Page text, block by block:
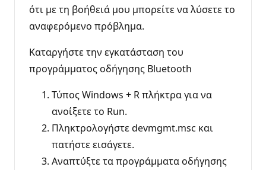
ότι με τη βοήθειά μου μπορείτε να λύσετε το
αναφερόμενο πρόβλημα.
Καταργήστε την εγκατάσταση του
προγράμματος οδήγησης Bluetooth
Τύπος Windows + R πλήκτρα για να
ανοίξετε το Run.
Πληκτρολογήστε devmgmt.msc και
πατήστε εισάγετε.
Αναπτύξτε τα προγράμματα οδήγησης